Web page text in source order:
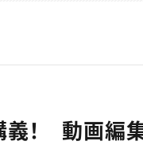
義！ 動画